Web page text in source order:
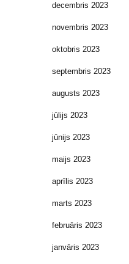
decembris 2023
novembris 2023
oktobris 2023
septembris 2023
augusts 2023
jūlijs 2023
jūnijs 2023
maijs 2023
aprīlis 2023
marts 2023
februāris 2023
janvāris 2023